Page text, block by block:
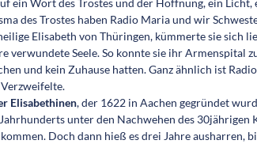
des Trostes haben Radio Maria und wir
Elisabeth von Thüringen, kümmerte sie sich
verwundete Seele. So konnte sie ihr Armen­spital
und kein Zuhause hatten. Ganz ähnlich ist
Elisabethinen, der 1622 in Aachen gegründet
Jahrhunderts unter den Nachwehen des
kommen. Doch dann hieß es drei Jahre ausharren,